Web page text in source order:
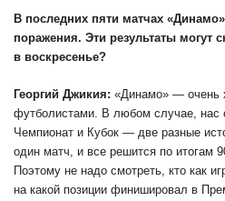
В последних пяти матчах
поражения. Эти результаты могут
в воскресенье?
Георгий Джикия: «Динамо» — очень
футболистами. В любом случае, нас
Чемпионат и Кубок — две разные
один матч, и все решится по итогам
Поэтому не надо смотреть, кто как
на какой позиции финишировал в